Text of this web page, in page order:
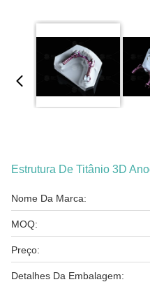
Estrutura De Titânio 3D
Nome Da Marca:
MOQ:
Preço:
Detalhes Da Embalagem: